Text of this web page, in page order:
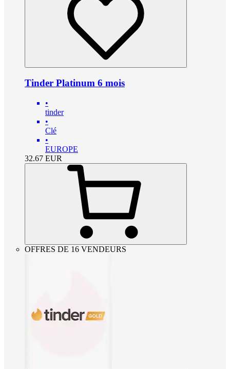
Tinder Platinum 6 mois
•
tinder
•
Clé
•
EUROPE
32.67 EUR
OFFRES DE 16 VENDEURS